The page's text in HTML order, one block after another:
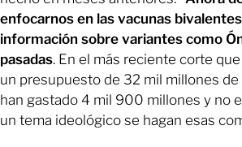
enfocarnos en las vacunas
información sobre variantes como
pasadas. En el más reciente corte
un presupuesto de 32 mil millones
han gastado 4 mil 900 millones y no
un tema ideológico se hagan esas